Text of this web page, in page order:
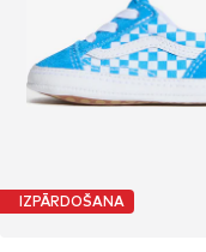
IZPĀRDOŠANA